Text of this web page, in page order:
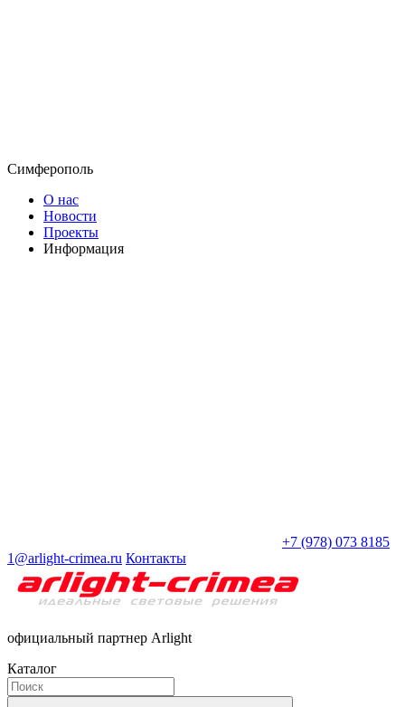
Симферополь
О нас
Новости
Проекты
Информация
+7 (978) 073 8185
1@arlight-crimea.ru Контакты
официальный партнер Arlight
Каталог